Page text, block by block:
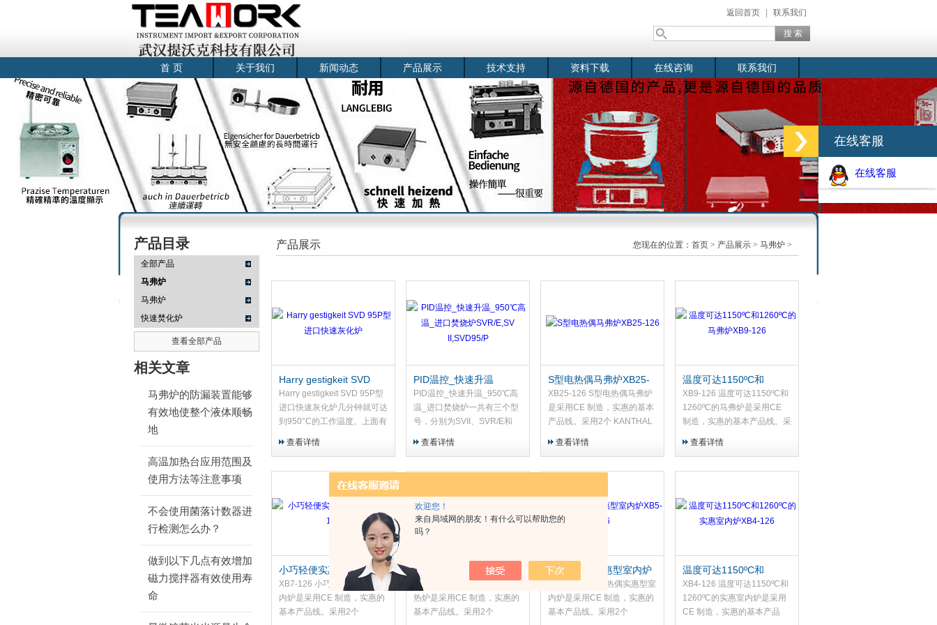
欢迎您！
来自局域网的朋友！有什么可以帮助您的
吗？
武汉提沃克科技有限公司
返回首页 联系我们
首 页 关于我们 新闻动态 产品展示 技术支持 资料下载 在线咨询 联系我们
产品目录
全部产品
马弗炉
马弗炉
快速焚化炉
查看全部产品
相关文章
马弗炉的防漏装置能够
有效地使整个液体顺畅
地
高温加热台应用范围及
使用方法等注意事项
不会使用菌落计数器进
行检测怎么办？
做到以下几点有效增加
磁力搅拌器有效使用寿
命
产品展示 您现在的位置： 首页 > 产品展示 > 马弗炉 >
Harry gestigkeit SVD
95P型进口快速灰化炉
Harry gestigkeit SVD 95P型
进口快速灰化炉几分钟就可达
到950°C的工作温度。上面有
槽，可安装直径达50mm的陶
400mm）上的坩埚倾斜设
计，方便观察操作过程和取得
里面的物质。
查看详情
PID温控_快速升温
_950℃高温_进口焚烧炉
SVR/E,SV II,SVD95/P
PID温控_快速升温_950℃高
温_进口焚烧炉一共有三个型
号，分别为SVII、SVR/E和
售价格也依据其功能的*而递
仓内可以放入8个直径为
34mm的坩埚，HARRY
GESTIGKEIT SVD95/P快速
查看详情
S型电热偶马弗炉XB25-
126
XB25-126 S型电热偶马弗炉
是采用CE 制造，实惠的基本
产品线。采用2个 KANTHAL
，外壳涂漆金属片(不锈钢可
查看详情
温度可达1150ºC和
1260ºC的马弗炉XB9-
126
XB9-126 温度可达1150ºC和
1260ºC的马弗炉是采用CE
制造，实惠的基本产品线。采
板，K型或S型热电偶 ，外壳
查看详情
小巧轻便实惠型室内炉
XB7-126
XB7-126 小巧轻便实惠型室
内炉是采用CE 制造，实惠的
基本产品线。采用2个
小巧轻便实惠型加热炉
XB6-126
XB6-126 小巧轻便实惠型加
热炉是采用CE 制造，实惠的
基本产品线。采用2个
S型电热偶实惠型室内炉
XB5-126
XB5-126 S型电热偶实惠型室
内炉是采用CE 制造，实惠的
基本产品线。采用2个
温度可达1150ºC和
1260ºC的实惠室内炉
XB4-126
XB4-126 温度可达1150ºC和
1260ºC的实惠室内炉是采用
CE 制造，实惠的基本产品
在线客服
在线客服